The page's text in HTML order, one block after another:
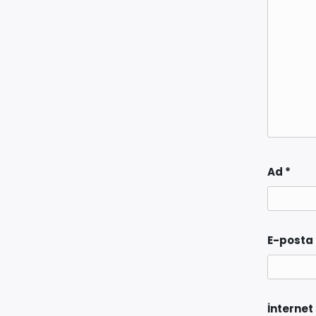
Ad *
E-posta
İnternet